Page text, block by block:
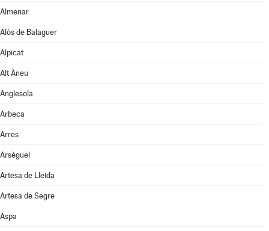
Almenar
Alòs de Balaguer
Alpicat
Alt Àneu
Anglesola
Arbeca
Arres
Arsèguel
Artesa de Lleida
Artesa de Segre
Aspa